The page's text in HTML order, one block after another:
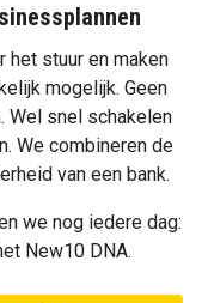
het stuur en maken
mogelijk. Geen
Wel snel schakelen
We combineren de
van een bank.
we nog iedere dag:
New10 DNA.